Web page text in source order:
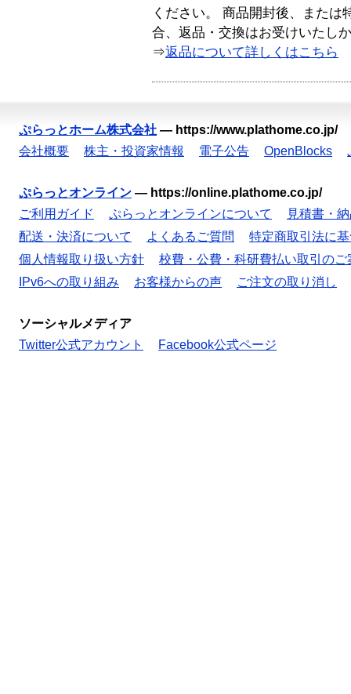
ください。 商品開封後、または
合、返品・交換はお受けいたし
⇒返品について詳しくはこちら
ぷらっとホーム株式会社 — https://www.plathome.co.jp/
会社概要
株主・投資家情報 電子公告 OpenBlocks
ぷらっとオンライン — https://online.plathome.co.jp/
ご利用ガイド
ぷらっとオンラインについて
見積書・
配送・決済について
よくあるご質問
特定商取引法に
個人情報取り扱い方針
校費・公費・科研費払い取引のご
IPv6への取り組み
お客様からの声 ご注文の取り消し
ソーシャルメディア
Twitter公式アカウント
Facebook公式ページ